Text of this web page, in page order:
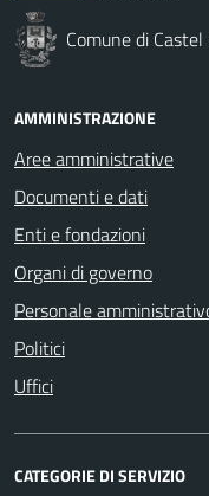
Comune di
AMMINISTRAZIONE
Aree amministrative
Documenti e dati
Enti e fondazioni
Organi di governo
Personale
Politici
Uffici
CATEGORIE DI SERVIZIO